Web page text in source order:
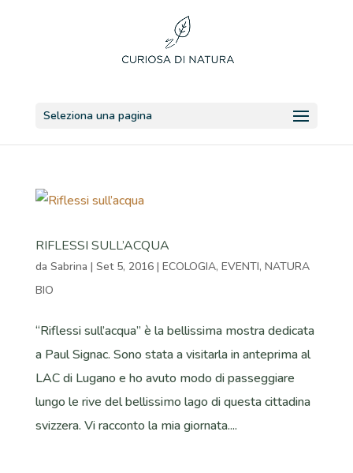
Seleziona una pagina
RIFLESSI SULL’ACQUA
da Sabrina | Set 5, 2016| ECOLOGIA, EVENTI, NATURA
BIO
“Riflessi sull’acqua” è la bellissima mostra dedicata
a Paul Signac. Sono stata a visitarla in anteprima al
LAC di Lugano e ho avuto modo di passeggiare
lungo le rive del bellissimo lago di questa cittadina
svizzera. Vi racconto la mia giornata....